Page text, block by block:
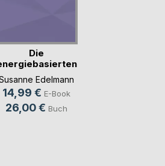
Die
Reiche
Edelmann
14,99 € E-Book
26,00 € Buch